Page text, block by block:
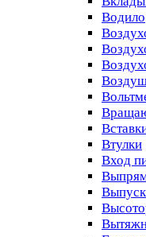
Водило
Втулки
Вход